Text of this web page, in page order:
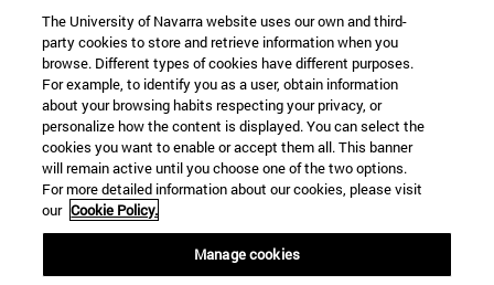
The University of Navarra website uses our own and third-
party cookies to store and retrieve information when you
browse. Different types of cookies have different purposes.
For example, to identify you as a user, obtain information
about your browsing habits respecting your privacy, or
personalize how the content is displayed. You can select the
cookies you want to enable or accept them all. This banner
will remain active until you choose one of the two options.
For more detailed information about our cookies, please visit
our Cookie Policy.
Manage cookies